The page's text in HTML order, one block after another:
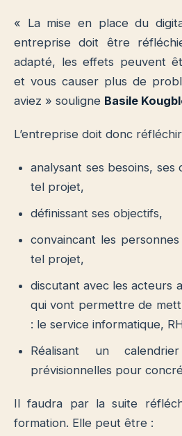
« La mise en place du
entreprise doit être
adapté, les effets peuvent
et vous causer plus de
aviez » souligne Basile
L’entreprise doit donc
analysant ses besoins,
tel projet,
définissant ses objectifs,
convaincant les
tel projet,
discutant avec les acteurs
qui vont permettre de
: le service informatique,
Réalisant un
prévisionnelles pour
Il faudra par la suite
formation. Elle peut être :